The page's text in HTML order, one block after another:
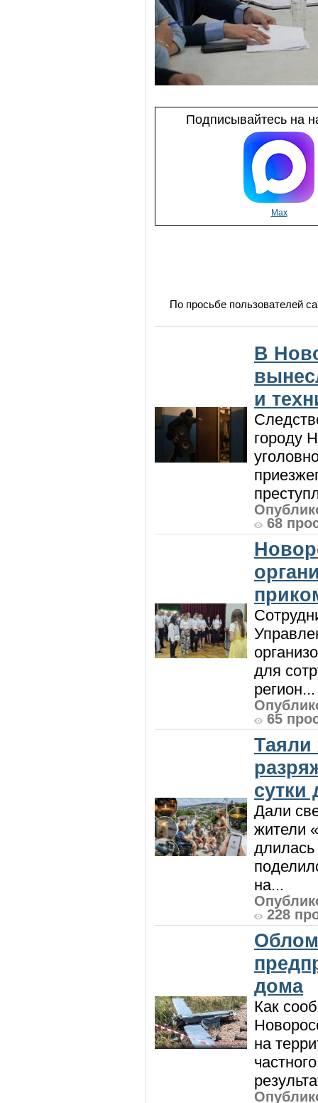
Подписывайтесь на
Max
По просьбе пользователей
В
и
городу
68
для
регион...
65
сутки
Дали
жители
длилась
на...
228
дома
Как
на